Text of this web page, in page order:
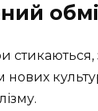
стикаються,
нових